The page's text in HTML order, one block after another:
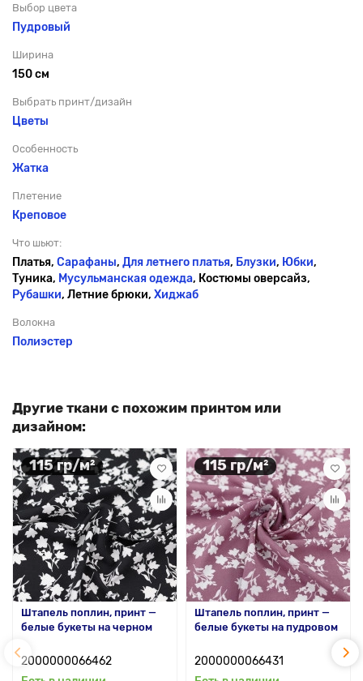
Выбор цвета
Пудровый
Ширина
150 см
Выбрать принт/дизайн
Цветы
Особенность
Жатка
Плетение
Креповое
Что шьют:
Платья, Сарафаны, Для летнего платья, Блузки, Юбки,
Туника, Мусульманская одежда, Костюмы оверсайз,
Рубашки, Летние брюки, Хиджаб
Волокна
Полиэстер
Другие ткани с похожим принтом или
дизайном:
115 гр/м²
Штапель поплин, принт —
белые букеты на черном
2000000066462
115 гр/м²
Штапель поплин, принт —
белые букеты на пудровом
2000000066431